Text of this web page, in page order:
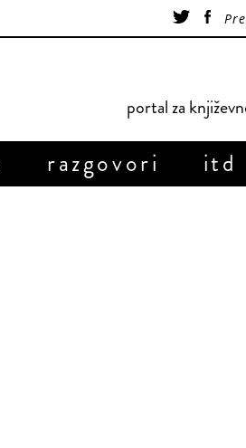
portal za
razgovori itd